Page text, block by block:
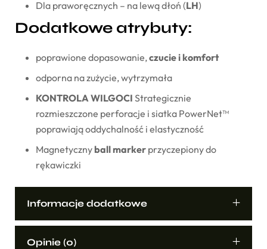
Dla praworęcznych – na lewą dłoń (LH)
Dodatkowe atrybuty:
poprawione dopasowanie,czucie i komfort
odporna na zużycie, wytrzymała
KONTROLA WILGOCI Strategicznie
rozmieszczone perforacje i siatka PowerNet™
poprawiają oddychalność i elastyczność
Magnetyczny ball marker przyczepiony do
rękawiczki
Informacje dodatkowe
Opinie (0)